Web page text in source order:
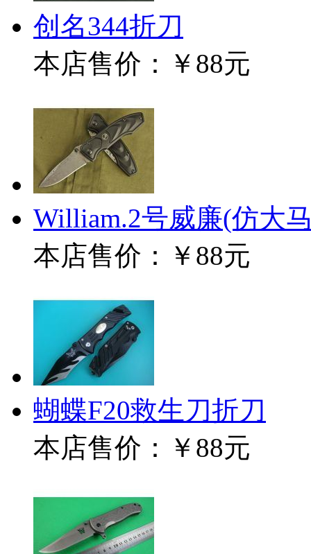
创名344折刀
本店售价：
￥88元
William.2号威廉(仿大
本店售价：
￥88元
蝴蝶F20救生刀折刀
本店售价：
￥88元